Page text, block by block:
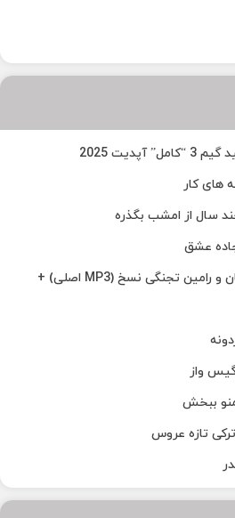
2025
های کار
سال از امشب بگذره
عشق
دانلود آهنگ مسعود جلیلیان و رامین تجنگی نسخ (MP3 اصلی) +
واز
ببخش
تازه عروس